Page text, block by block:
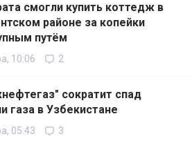
смогли купить коттедж в
районе за копейки
путём
10:06 2
сократит спад
газа в Узбекистане
05:43 3